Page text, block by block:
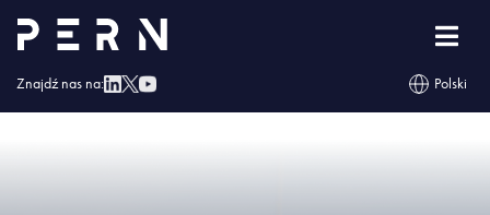
Znajdź nas na: Polski
Strona główna »Dobra wiadomość dla rynku paliw – PERN kończy kolejną
kolejną ważną inwestycję